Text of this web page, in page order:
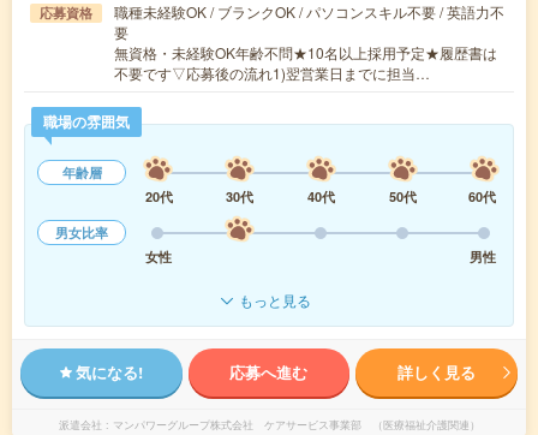
応募資格
職種未経験OK / ブランクOK / パソコンスキル不要 / 英語力不
要
無資格・未経験OK年齢不問★10名以上採用予定★履歴書は
不要です▽応募後の流れ1)翌営業日までに担当…
職場の雰囲気
年齢層
20代
30代 40代 50代
60代
男女比率
女性
男性
もっと見る
気になる! 応募へ進む 詳しく見る
派遣会社 マンパワーグループ株式会社 ケアサービス事業部 （医療福祉介護関連）